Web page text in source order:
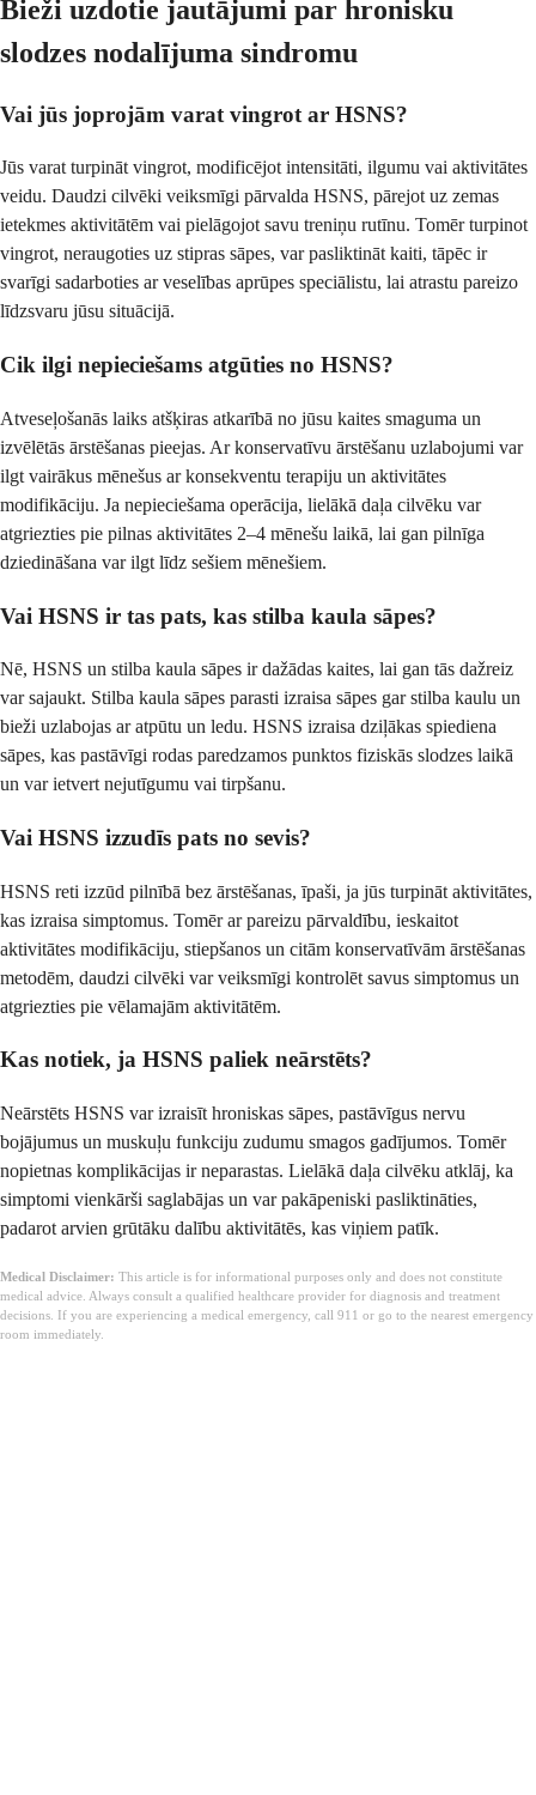
Bieži uzdotie jautājumi par hronisku
slodzes nodalījuma sindromu
Vai jūs joprojām varat vingrot ar HSNS?
Jūs varat turpināt vingrot, modificējot intensitāti, ilgumu vai aktivitātes
veidu. Daudzi cilvēki veiksmīgi pārvalda HSNS, pārejot uz zemas
ietekmes aktivitātēm vai pielāgojot savu treniņu rutīnu. Tomēr turpinot
vingrot, neraugoties uz stipras sāpes, var pasliktināt kaiti, tāpēc ir
svarīgi sadarboties ar veselības aprūpes speciālistu, lai atrastu pareizo
līdzsvaru jūsu situācijā.
Cik ilgi nepieciešams atgūties no HSNS?
Atveseļošanās laiks atšķiras atkarībā no jūsu kaites smaguma un
izvēlētās ārstēšanas pieejas. Ar konservatīvu ārstēšanu uzlabojumi var
ilgt vairākus mēnešus ar konsekventu terapiju un aktivitātes
modifikāciju. Ja nepieciešama operācija, lielākā daļa cilvēku var
atgriezties pie pilnas aktivitātes 2–4 mēnešu laikā, lai gan pilnīga
dziedināšana var ilgt līdz sešiem mēnešiem.
Vai HSNS ir tas pats, kas stilba kaula sāpes?
Nē, HSNS un stilba kaula sāpes ir dažādas kaites, lai gan tās dažreiz
var sajaukt. Stilba kaula sāpes parasti izraisa sāpes gar stilba kaulu un
bieži uzlabojas ar atpūtu un ledu. HSNS izraisa dziļākas spiediena
sāpes, kas pastāvīgi rodas paredzamos punktos fiziskās slodzes laikā
un var ietvert nejutīgumu vai tirpšanu.
Vai HSNS izzudīs pats no sevis?
HSNS reti izzūd pilnībā bez ārstēšanas, īpaši, ja jūs turpināt aktivitātes,
kas izraisa simptomus. Tomēr ar pareizu pārvaldību, ieskaitot
aktivitātes modifikāciju, stiepšanos un citām konservatīvām ārstēšanas
metodēm, daudzi cilvēki var veiksmīgi kontrolēt savus simptomus un
atgriezties pie vēlamajām aktivitātēm.
Kas notiek, ja HSNS paliek neārstēts?
Neārstēts HSNS var izraisīt hroniskas sāpes, pastāvīgus nervu
bojājumus un muskuļu funkciju zudumu smagos gadījumos. Tomēr
nopietnas komplikācijas ir neparastas. Lielākā daļa cilvēku atklāj, ka
simptomi vienkārši saglabājas un var pakāpeniski pasliktināties,
padarot arvien grūtāku dalību aktivitātēs, kas viņiem patīk.
Medical Disclaimer: This article is for informational purposes only and does not constitute
medical advice. Always consult a qualified healthcare provider for diagnosis and treatment
decisions. If you are experiencing a medical emergency, call 911 or go to the nearest emergency
room immediately.